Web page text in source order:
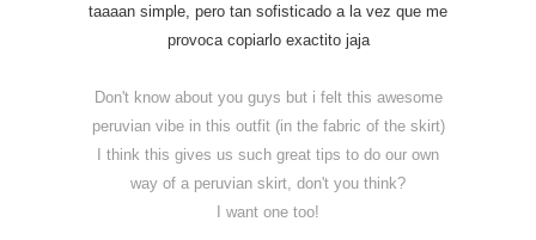
taaaan simple, pero tan sofisticado a la vez que me
provoca copiarlo exactito jaja
Don't know about you guys but i felt this awesome
peruvian vibe in this outfit (in the fabric of the skirt)
I think this gives us such great tips to do our own
way of a peruvian skirt, don't you think?
I want one too!